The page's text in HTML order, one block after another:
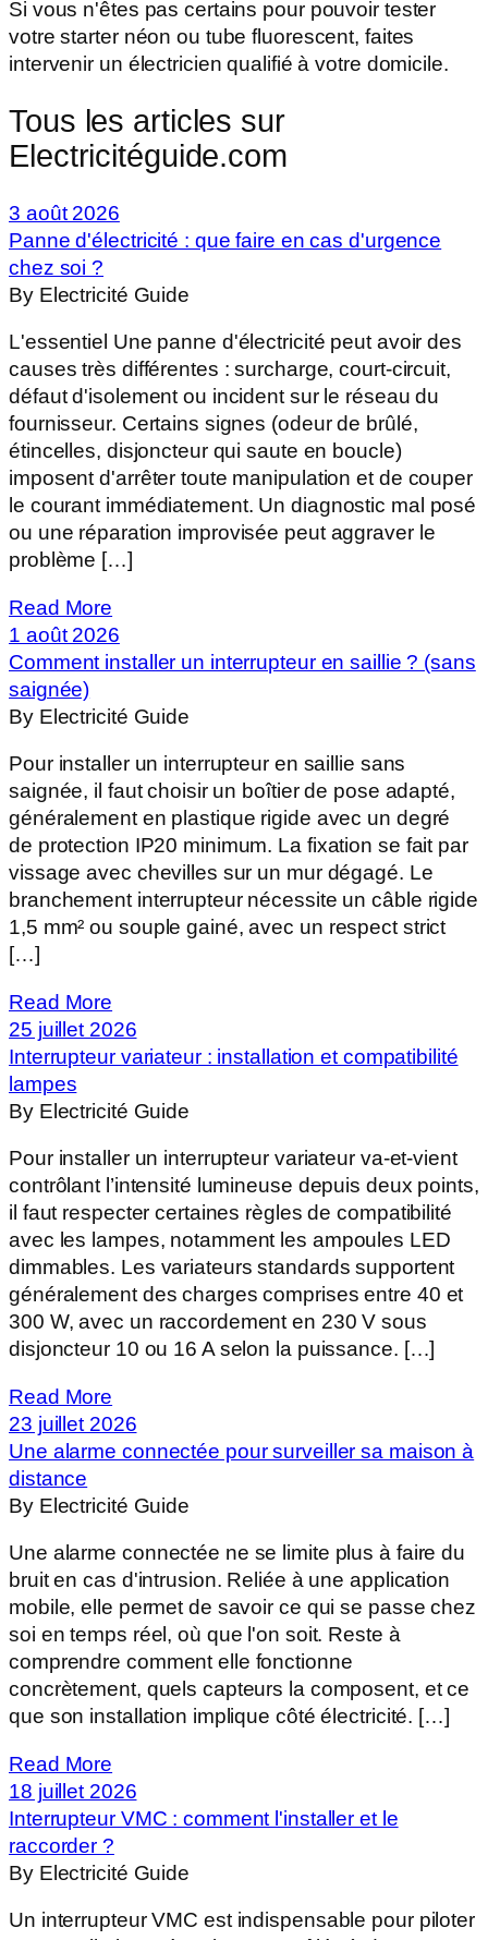
Si vous n'êtes pas certains pour pouvoir tester
votre starter néon ou tube fluorescent, faites
intervenir un électricien qualifié à votre domicile.
Tous les articles sur
Electricitéguide.com
3 août 2026
Panne d'électricité : que faire en cas d'urgence
chez soi ?
By Electricité Guide
L'essentiel Une panne d'électricité peut avoir des
causes très différentes : surcharge, court-circuit,
défaut d'isolement ou incident sur le réseau du
fournisseur. Certains signes (odeur de brûlé,
étincelles, disjoncteur qui saute en boucle)
imposent d'arrêter toute manipulation et de couper
le courant immédiatement. Un diagnostic mal posé
ou une réparation improvisée peut aggraver le
problème […]
Read More
1 août 2026
Comment installer un interrupteur en saillie ? (sans
saignée)
By Electricité Guide
Pour installer un interrupteur en saillie sans
saignée, il faut choisir un boîtier de pose adapté,
généralement en plastique rigide avec un degré
de protection IP20 minimum. La fixation se fait par
vissage avec chevilles sur un mur dégagé. Le
branchement interrupteur nécessite un câble rigide
1,5 mm² ou souple gainé, avec un respect strict
[…]
Read More
25 juillet 2026
Interrupteur variateur : installation et compatibilité
lampes
By Electricité Guide
Pour installer un interrupteur variateur va-et-vient
contrôlant l’intensité lumineuse depuis deux points,
il faut respecter certaines règles de compatibilité
avec les lampes, notamment les ampoules LED
dimmables. Les variateurs standards supportent
généralement des charges comprises entre 40 et
300 W, avec un raccordement en 230 V sous
disjoncteur 10 ou 16 A selon la puissance. […]
Read More
23 juillet 2026
Une alarme connectée pour surveiller sa maison à
distance
By Electricité Guide
Une alarme connectée ne se limite plus à faire du
bruit en cas d'intrusion. Reliée à une application
mobile, elle permet de savoir ce qui se passe chez
soi en temps réel, où que l'on soit. Reste à
comprendre comment elle fonctionne
concrètement, quels capteurs la composent, et ce
que son installation implique côté électricité. […]
Read More
18 juillet 2026
Interrupteur VMC : comment l'installer et le
raccorder ?
By Electricité Guide
Un interrupteur VMC est indispensable pour piloter